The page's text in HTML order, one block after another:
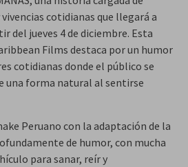
cotidianas que llegará a
del jueves 4 de diciembre. Esta
Films destaca por un humor
cotidianas donde el público se
una forma natural al sentirse
Peruano con la adaptación de la
de humor, con mucha
para sanar, reír y